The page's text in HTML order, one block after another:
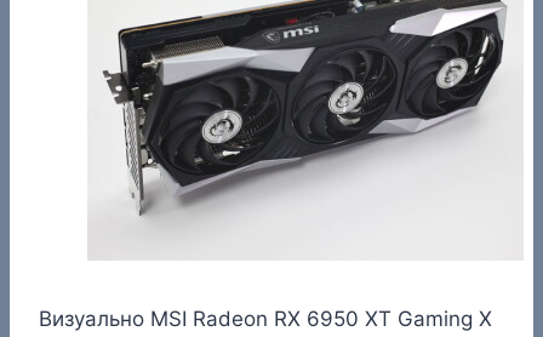
Визуально MSI Radeon RX 6950 XT Gaming X